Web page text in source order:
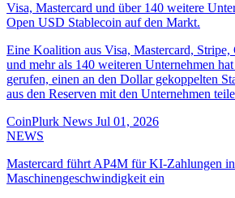
Visa, Mastercard und über 140 weitere
Open USD Stablecoin auf den Markt.
Eine Koalition aus Visa, Mastercard,
und mehr als 140 weiteren Unternehmen
gerufen, einen an den Dollar gekoppelten
aus den Reserven mit den Unternehmen
CoinPlurk News Jul 01, 2026
NEWS
Mastercard führt AP4M für KI-Zahlungen in
Maschinengeschwindigkeit ein